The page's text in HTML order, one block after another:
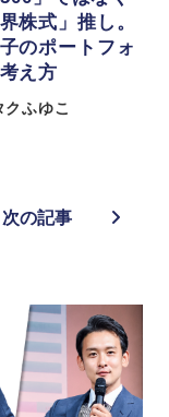
株式」推し。
のポートフォ
え方
ふゆこ
次の記事